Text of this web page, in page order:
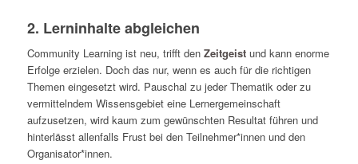
2. Lerninhalte abgleichen
Community Learning ist neu, trifft den Zeitgeist und kann enorme
Erfolge erzielen. Doch das nur, wenn es auch für die richtigen
Themen eingesetzt wird. Pauschal zu jeder Thematik oder zu
vermittelndem Wissensgebiet eine Lernergemeinschaft
aufzusetzen, wird kaum zum gewünschten Resultat führen und
hinterlässt allenfalls Frust bei den Teilnehmer*innen und den
Organisator*innen.